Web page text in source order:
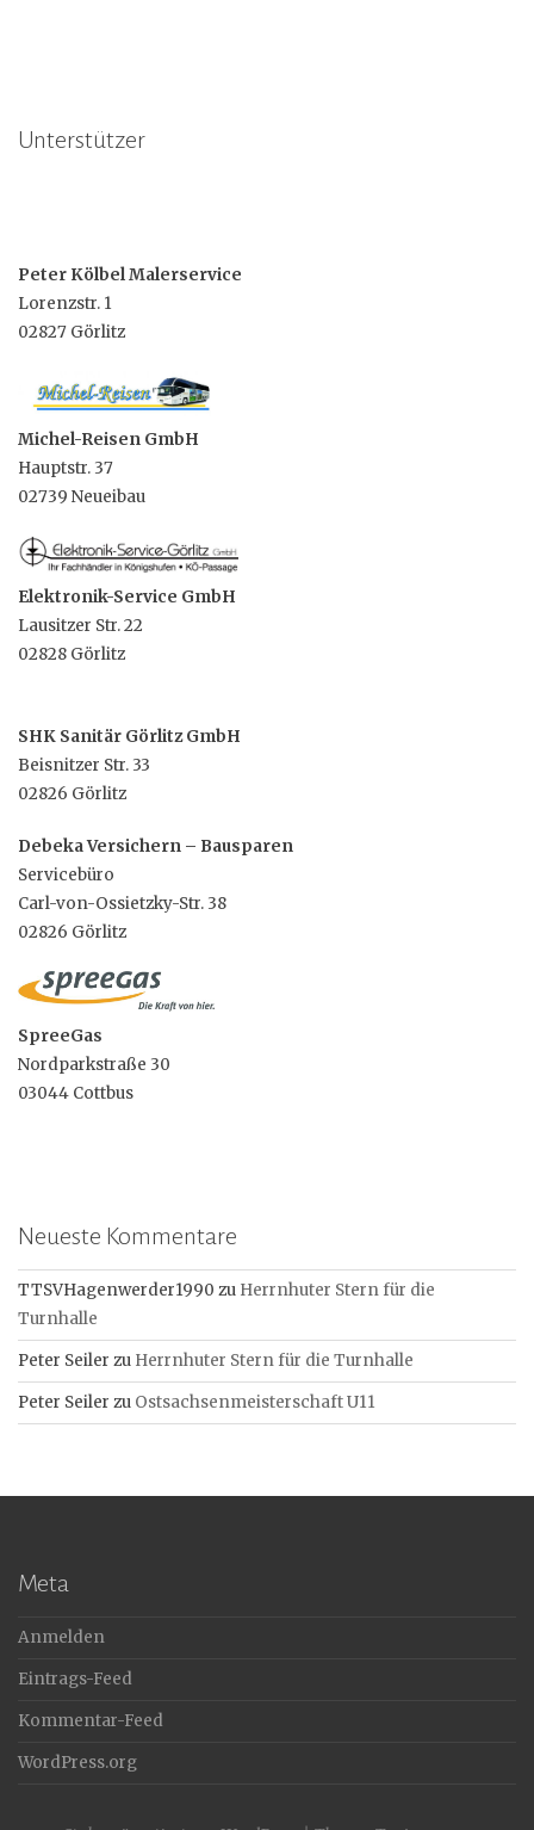
Unterstützer
Peter Kölbel Malerservice
Lorenzstr. 1
02827 Görlitz
Michel-Reisen GmbH
Hauptstr. 37
02739 Neueibau
Elektronik-Service GmbH
Lausitzer Str. 22
02828 Görlitz
SHK Sanitär Görlitz GmbH
Beisnitzer Str. 33
02826 Görlitz
Debeka Versichern – Bausparen
Servicebüro
Carl-von-Ossietzky-Str. 38
02826 Görlitz
SpreeGas
Nordparkstraße 30
03044 Cottbus
Neueste Kommentare
TTSVHagenwerder1990 zu Herrnhuter Stern für die
Turnhalle
Peter Seiler zu Herrnhuter Stern für die Turnhalle
Peter Seiler zu Ostsachsenmeisterschaft U11
Meta
Anmelden
Eintrags-Feed
Kommentar-Feed
WordPress.org